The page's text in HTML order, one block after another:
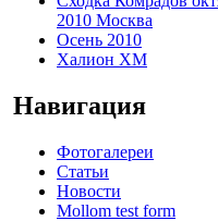
2010 Москва
Осень 2010
Халион ХМ
Навигация
Фотогалереи
Статьи
Новости
Mollom test form